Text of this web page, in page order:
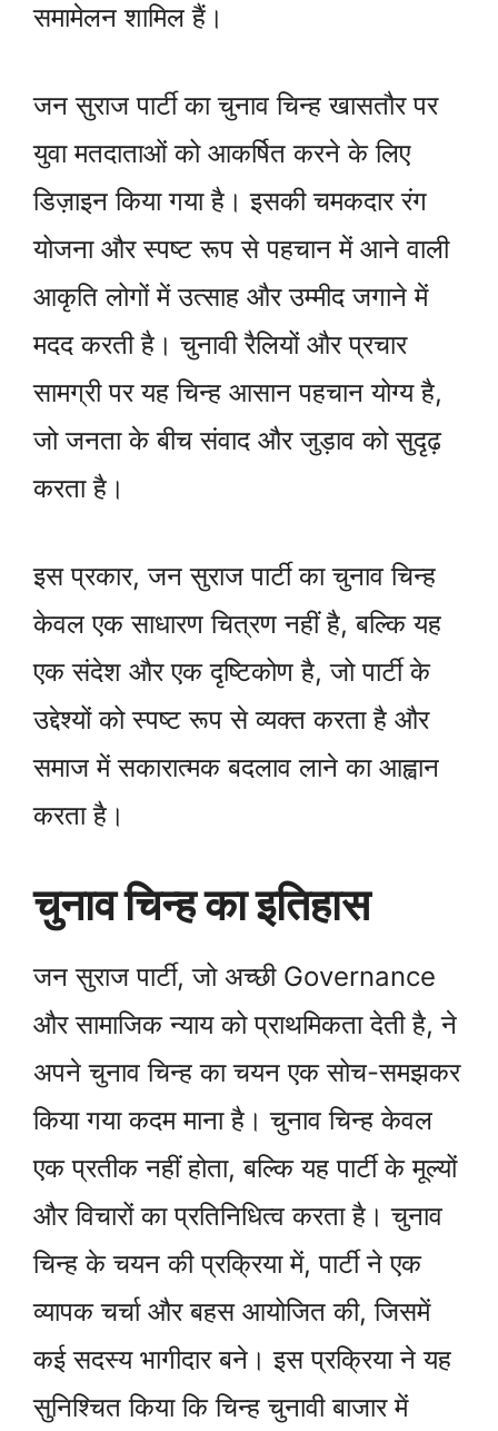
समामेलन शामिल हैं।
जन सुराज पार्टी का चुनाव चिन्ह खासतौर पर
युवा मतदाताओं को आकर्षित करने के लिए
डिज़ाइन किया गया है। इसकी चमकदार रंग
योजना और स्पष्ट रूप से पहचान में आने वाली
आकृति लोगों में उत्साह और उम्मीद जगाने में
मदद करती है। चुनावी रैलियों और प्रचार
सामग्री पर यह चिन्ह आसान पहचान योग्य है,
जो जनता के बीच संवाद और जुड़ाव को सुदृढ़
करता है।
इस प्रकार, जन सुराज पार्टी का चुनाव चिन्ह
केवल एक साधारण चित्रण नहीं है, बल्कि यह
एक संदेश और एक दृष्टिकोण है, जो पार्टी के
उद्देश्यों को स्पष्ट रूप से व्यक्त करता है और
समाज में सकारात्मक बदलाव लाने का आह्वान
करता है।
चुनाव चिन्ह का इतिहास
जन सुराज पार्टी, जो अच्छी Governance
और सामाजिक न्याय को प्राथमिकता देती है, ने
अपने चुनाव चिन्ह का चयन एक सोच-समझकर
किया गया कदम माना है। चुनाव चिन्ह केवल
एक प्रतीक नहीं होता, बल्कि यह पार्टी के मूल्यों
और विचारों का प्रतिनिधित्व करता है। चुनाव
चिन्ह के चयन की प्रक्रिया में, पार्टी ने एक
व्यापक चर्चा और बहस आयोजित की, जिसमें
कई सदस्य भागीदार बने। इस प्रक्रिया ने यह
सुनिश्चित किया कि चिन्ह चुनावी बाजार में